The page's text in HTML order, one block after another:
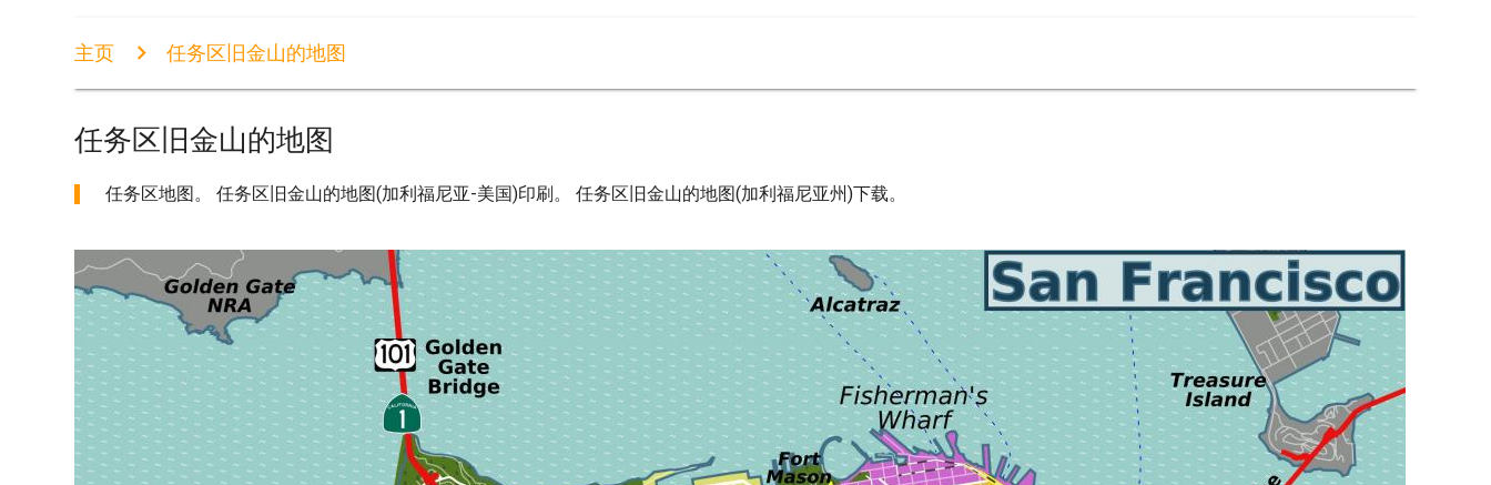
主页 任务区旧金山的地图
任务区旧金山的地图
任务区地图。 任务区旧金山的地图(加利福尼亚-美国)印刷。 任务区旧金山的地图(加利福尼亚州)下载。